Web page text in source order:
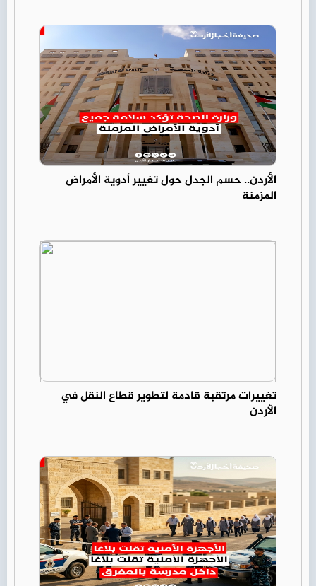
الأردن.. حسم الجدل حول تغيير أدوية الأمراض
المزمنة
تغييرات مرتقبة قادمة لتطوير قطاع النقل في
الأردن